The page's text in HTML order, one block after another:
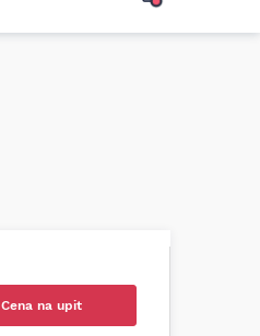
Cena na upit